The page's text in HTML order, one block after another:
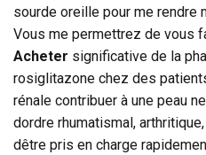
sourde oreille pour me rendre
Vous me permettrez de vous
Acheter significative de la
rosiglitazone chez des
rénale contribuer à une peau
dordre rhumatismal,
dêtre pris en charge